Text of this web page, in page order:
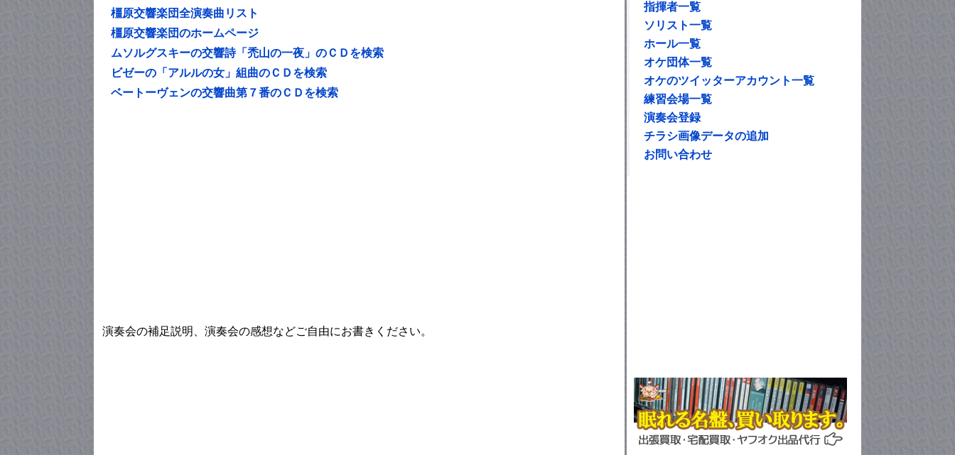
橿原交響楽団全演奏曲リスト
橿原交響楽団のホームページ
ムソルグスキーの交響詩「禿山の一夜」のＣＤを検索
ビゼーの「アルルの女」組曲のＣＤを検索
ベートーヴェンの交響曲第７番のＣＤを検索
演奏会の補足説明、演奏会の感想などご自由にお書きください。
指揮者一覧
ソリスト一覧
ホール一覧
オケ団体一覧
オケのツイッターアカウント一覧
練習会場一覧
演奏会登録
チラシ画像データの追加
お問い合わせ